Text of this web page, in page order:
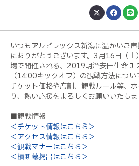
いつもアルビレックス新潟に温かいご
にありがとうございます。 3月16日（土
場で開催される、 2019明治安田生命Ｊ
（14:00キックオフ）の観戦方法につい
チケット価格や席割、観戦ルール等、
り、熱い応援をよろしくお願いいたしま
■観戦情報
＜チケット情報はこちら＞
＜アクセス情報はこちら＞
＜観戦マナーはこちら＞
＜横断幕掲出はこちら＞